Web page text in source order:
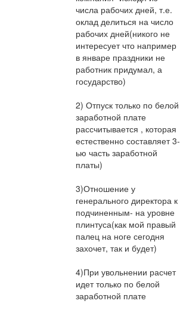
числа рабочих дней, т.е.
оклад делиться на число
рабочих дней(никого не
интересует что например
в январе праздники не
работник придумал, а
государство)
2) Отпуск только по белой
заработной плате
рассчитывается , которая
естественно составляет 3-
ью часть заработной
платы)
3)Отношение у
генерального директора к
подчиненным- на уровне
плинтуса(как мой правый
палец на ноге сегодня
захочет, так и будет)
4)При увольнении расчет
идет только по белой
заработной плате